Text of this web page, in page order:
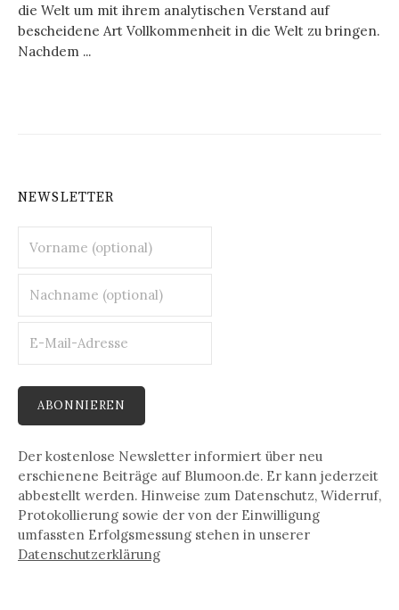
die Welt um mit ihrem analytischen Verstand auf
bescheidene Art Vollkommenheit in die Welt zu bringen.
Nachdem ...
NEWSLETTER
Der kostenlose Newsletter informiert über neu
erschienene Beiträge auf Blumoon.de. Er kann jederzeit
abbestellt werden. Hinweise zum Datenschutz, Widerruf,
Protokollierung sowie der von der Einwilligung
umfassten Erfolgsmessung stehen in unserer
Datenschutz­erklärung